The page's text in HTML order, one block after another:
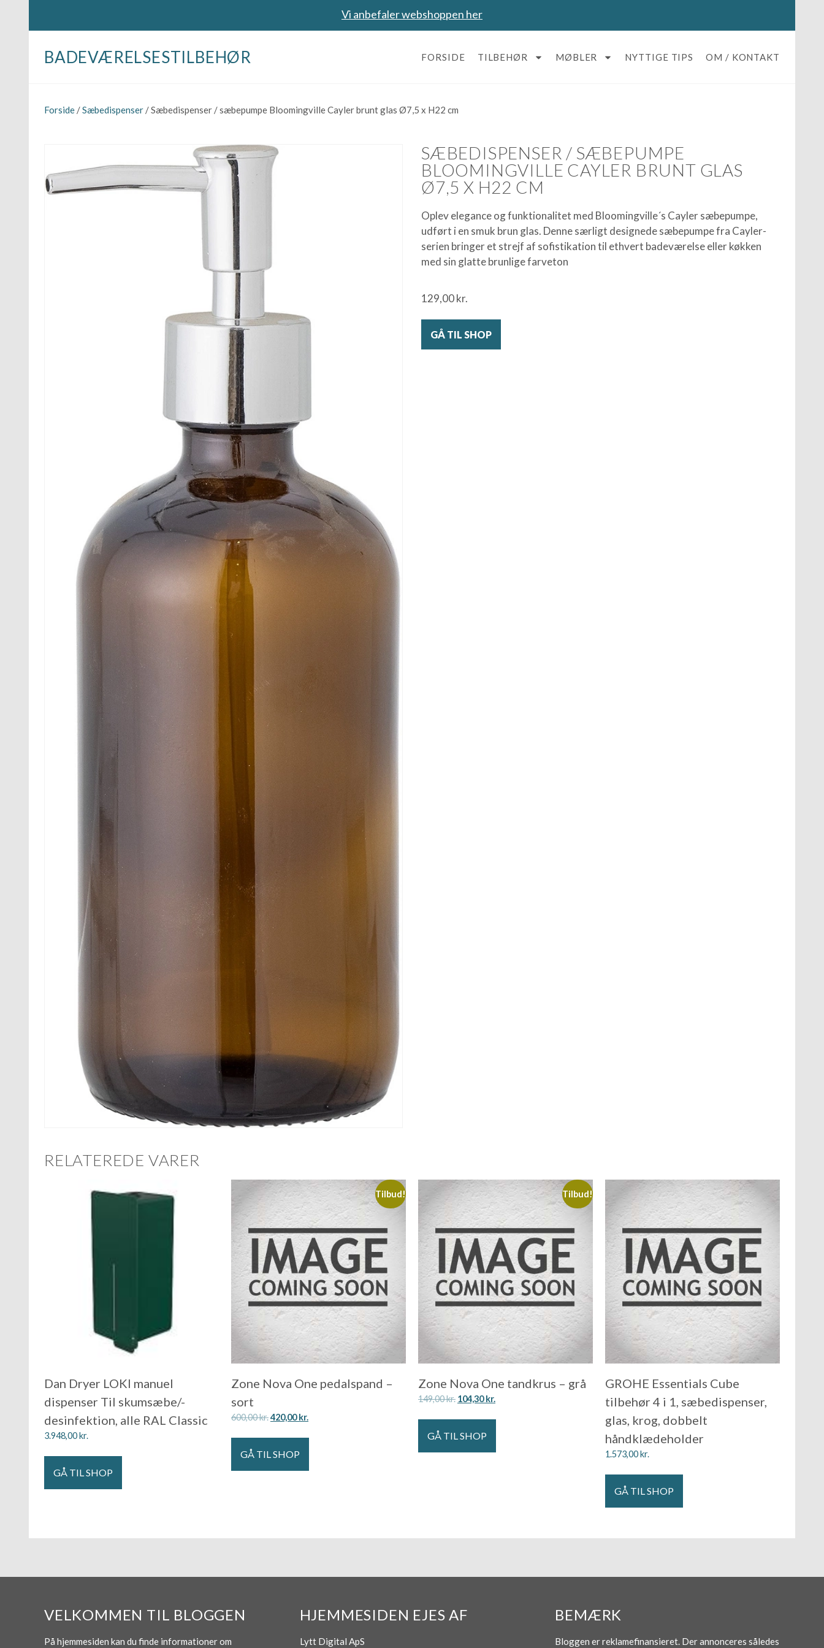
Vi anbefaler webshoppen her
BADEVÆRELSESTILBEHØR FORSIDE TILBEHØR MØBLER NYTTIGE TIPS OM / KONTAKT
Forside /Sæbedispenser / Sæbedispenser / sæbepumpe Bloomingville Cayler brunt glas Ø7,5 x H22 cm
SÆBEDISPENSER / SÆBEPUMPE
BLOOMINGVILLE CAYLER BRUNT GLAS
Ø7,5 X H22 CM
Oplev elegance og funktionalitet med Bloomingville´s Cayler sæbepumpe,
udført i en smuk brun glas. Denne særligt designede sæbepumpe fra Cayler-
serien bringer et strejf af sofistikation til ethvert badeværelse eller køkken
med sin glatte brunlige farveton
129,00kr.
GÅ TIL SHOP
RELATEREDE VARER
Dan Dryer LOKI manuel
dispenser Til skumsæbe/-
desinfektion, alle RAL Classic
3.948,00kr.
GÅ TIL SHOP
Tilbud!
Zone Nova One pedalspand –
sort
600,00kr.420,00kr.
GÅ TIL SHOP
Tilbud!
Zone Nova One tandkrus – grå
149,00kr. 104,30kr.
GÅ TIL SHOP
GROHE Essentials Cube
tilbehør 4 i 1, sæbedispenser,
glas, krog, dobbelt
håndklædeholder
1.573,00kr.
GÅ TIL SHOP
VELKOMMEN TIL BLOGGEN
På hjemmesiden kan du finde informationer om
HJEMMESIDEN EJES AF
Lytt Digital ApS
BEMÆRK
Bloggen er reklamefinansieret. Der annonceres således